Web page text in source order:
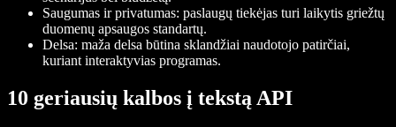
Saugumas ir privatumas: paslaugų tiekėjas turi laikytis griežtų
duomenų apsaugos standartų.
Delsa: maža delsa būtina sklandžiai naudotojo patirčiai,
kuriant interaktyvias programas.
10 geriausių kalbos į tekstą API